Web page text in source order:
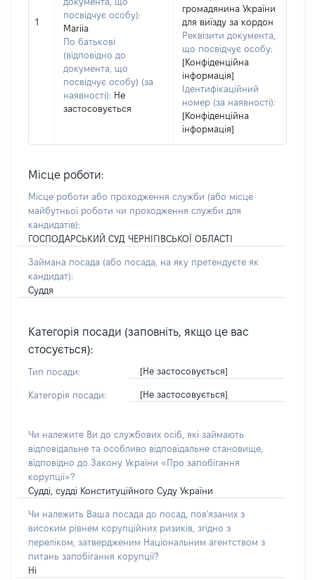
1
посвідчує особу):
Mariia
По батькові
(відповідно до
документа, що
посвідчує особу) (за
наявності): Не
застосовується
громадянина України
для виїзду за кордон
Реквізити документа,
що посвідчує особу:
[Конфіденційна
інформація]
Ідентифікаційний
номер (за наявності):
[Конфіденційна
інформація]
Місце роботи:
Місце роботи або проходження служби (або місце
майбутньої роботи чи проходження служби для
кандидатів):
ГОСПОДАРСЬКИЙ СУД ЧЕРНІГІВСЬКОЇ ОБЛАСТІ
Займана посада (або посада, на яку претендуєте як
кандидат):
Суддя
Категорія посади (заповніть, якщо це вас
стосується):
Тип посади: [Не застосовується]
Категорія посади: [Не застосовується]
Чи належите Ви до службових осіб, які займають
відповідальне та особливо відповідальне становище,
відповідно до Закону України «Про запобігання
корупції»?
Судді, судді Конституційного Суду України
Чи належить Ваша посада до посад, пов'язаних з
високим рівнем корупційних ризиків, згідно з
переліком, затвердженим Національним агентством з
питань запобігання корупції?
Ні